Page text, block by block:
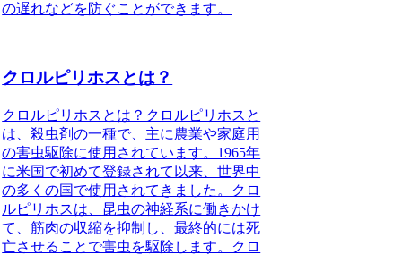
の遅れなどを防ぐことができます。
クロルピリホスとは？
クロルピリホスとは？クロルピリホスと
は、殺虫剤の一種で、主に農業や家庭用
の害虫駆除に使用されています。1965年
に米国で初めて登録されて以来、世界中
の多くの国で使用されてきました。クロ
ルピリホスは、昆虫の神経系に働きかけ
て、筋肉の収縮を抑制し、最終的には死
亡させることで害虫を駆除します。クロ